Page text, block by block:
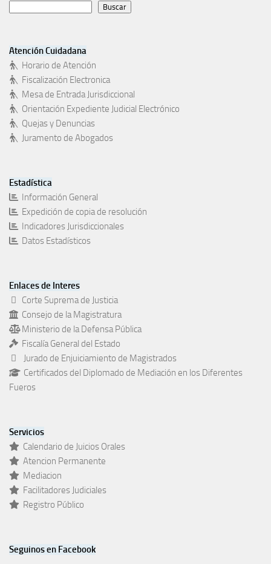
Buscar
Atención Cuidadana
Horario de Atención
Fiscalización Electronica
Mesa de Entrada Jurisdiccional
Orientación Expediente Judicial Electrónico
Quejas y Denuncias
Juramento de Abogados
Estadística
Información General
Expedición de copia de resolución
Indicadores Jurisdiccionales
Datos Estadísticos
Enlaces de Interes
Corte Suprema de Justicia
Consejo de la Magistratura
Ministerio de la Defensa Pública
Fiscalía General del Estado
Jurado de Enjuiciamiento de Magistrados
Certificados del Diplomado de Mediación en los Diferentes
Fueros
Servicios
Calendario de Juicios Orales
Atencion Permanente
Mediacion
Facilitadores Judiciales
Registro Público
Seguinos en Facebook